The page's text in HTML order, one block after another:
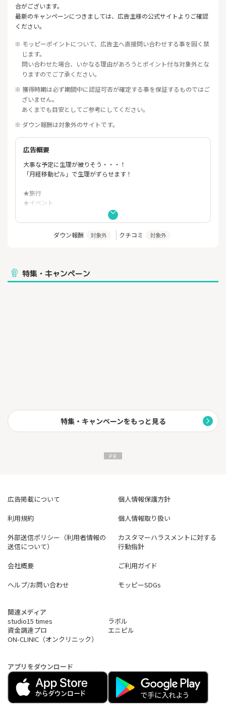
合がございます。
最新のキャンペーンにつきましては、広告主様の公式サイトよりご確認
ください。
※ モッピーポイントについて、広告主へ直接問い合わせする事を固く禁
じます。
問い合わせた場合、いかなる理由があろうとポイント付与対象外とな
りますのでご了承ください。
※ 獲得時期は必ず期間中に認証可否が確定する事を保証するものではご
ざいません。
あくまでも目安としてご参考にしてください。
※ ダウン報酬は対象外のサイトです。
広告概要
大事な予定に生理が被りそう・・・！
「月経移動ピル」で生理がずらせます！
★旅行
★イベント
★結婚式
生理痛がツラくて思いっきり楽しめない・・・・
体調が悪くてデートをドタキャン・・・
ダウン報酬 対象外 クチコミ 対象外
特集・キャンペーン
特集・キャンペーンをもっと見る
広告掲載について
個人情報保護方針
利用規約
個人情報取り扱い
外部送信ポリシー（利用者情報の
送信について）
カスタマーハラスメントに対する
行動指針
会社概要
ご利用ガイド
ヘルプ/お問い合わせ
モッピーSDGs
関連メディア
studio15 times
ラボル
資金調達プロ
エニピル
ON-CLINIC（オンクリニック）
アプリをダウンロード